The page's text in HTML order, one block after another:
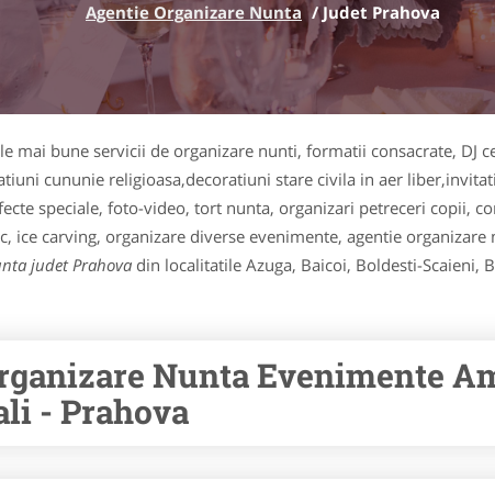
Agentie Organizare Nunta /Judet Prahova
mai bune servicii de organizare nunti, formatii consacrate, DJ
cununie religioasa,decoratiuni stare civila in aer
speciale, foto-video, tort nunta, organizari petreceri copii,
ice carving, organizare diverse evenimente, agentie
judet Prahova din localitatile Azuga, Baicoi, Boldesti-Scaieni,
Nunta Evenimente
- Prahova